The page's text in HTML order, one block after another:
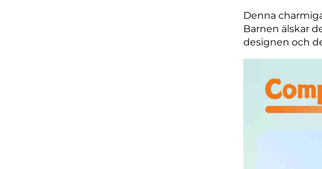
Denna
Barnen älskar
designen och